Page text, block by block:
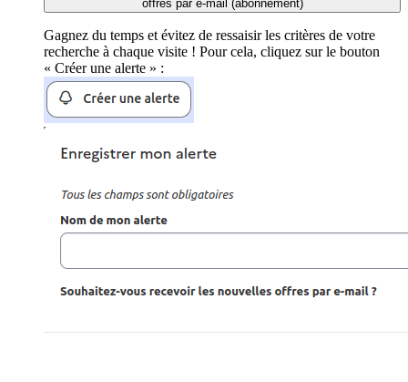
offres par e-mail (abonnement)
Gagnez du temps et évitez de ressaisir les critères de votre
recherche à chaque visite ! Pour cela, cliquez sur le bouton
« Créer une alerte » :